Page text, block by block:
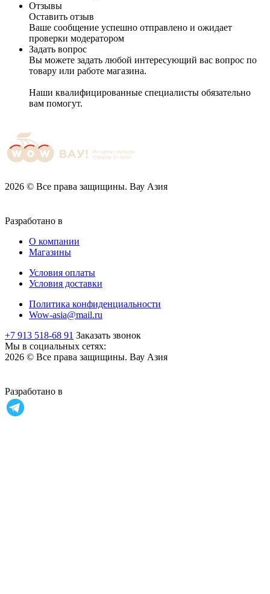
Отзывы
Оставить отзыв
Ваше сообщение успешно отправлено и ожидает
проверки модератором
Задать вопрос
Вы можете задать любой интересующий вас вопрос по
товару или работе магазина.
Наши квалифицированные специалисты обязательно
вам помогут.
2026 © Все права защищины. Вау Азия
Разработано в
О компании
Магазины
Условия оплаты
Условия доставки
Политика конфиденциальности
Wow-asia@mail.ru
+7 913 518-68 91 Заказать звонок
Мы в социальных сетях:
2026 © Все права защищины. Вау Азия
Разработано в